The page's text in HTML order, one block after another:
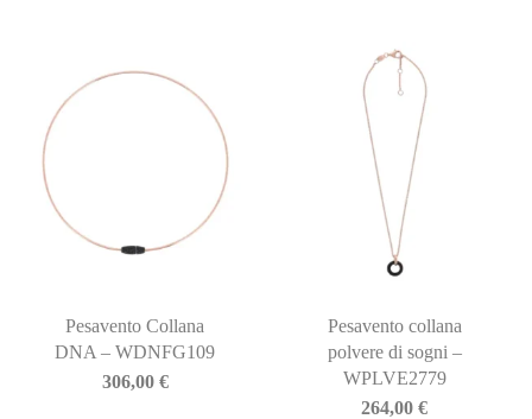
Pesavento Collana
DNA – WDNFG109
306,00 €
Pesavento collana
polvere di sogni –
WPLVE2779
264,00€